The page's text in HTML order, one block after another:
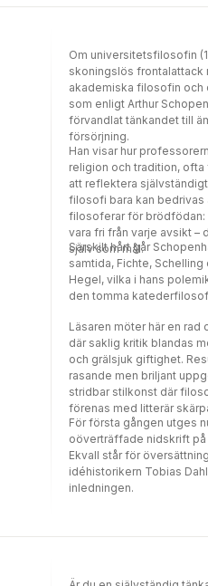
övertygande stil som mer
viljans metafysik. I texten
individuell viljestyrka,
förnuftiga överväganden
att agera på irrationella
presenterar riktlinjer för
rikt sätt att leva - med
även ett gott liv bör
och ädlare. Bland annat skriver han: "Varje
dag är ett liv i smått, till
är födelsen och dess
sömnen är döden. Så är
insomnande en daglig
uppvaknande en daglig
genomföra liknelsen, kan
obehaget och
detta ack så vanliga
kanske än mer aktuellt
fåfängans tillfredsställelse
dagligen, en njutning,
än allt annat; men den är
genom det att man jämför
Boken är full av liknande
förnuftigheter. Schopenhauer får här sista
ordet: "Rikedom är som
man dricker av det, desto
Om universitetsfilosofin
skoningslös frontalattack
akademiska filosofin och
som enligt Arthur
förvandlat tänkandet till
försörjning.
Han visar hur
religion och tradition,
att reflektera
filosofi bara kan bedrivas
filosoferar för
vara fri från varje avsikt –
själv som mål.
Särskilt hårt går
samtida, Fichte,
Hegel, vilka i hans
den tomma
Läsaren möter här en
där saklig kritik blandas
och grälsjuk giftighet.
rasande men briljant
stridbar stilkonst där
förenas med litterär
För första gången utges
oöverträffade nidskrift på
Ekvall står för
idéhistorikern Tobias
inledningen.